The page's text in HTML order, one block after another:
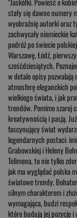
stały się dawne numery
wyobraźnię autorki oraz
zachwycały niemieckie
podróż po świecie
Warszawę, Łódź,
sześćdziesiątych.
w detale opisy
atmosferę eleganckich
wielkiego świata, i jak
trendów. Pomimo szarej
kreatywnością i pasją.
fascynujący świat
legendarnych postaci:
Grabowskiej i Heleny
Telimena, to nie tylko
jak ma wyglądać polska
światowe trendy.
silnym charakterem i
wymagająca, budzi
które budują jej pozycję i